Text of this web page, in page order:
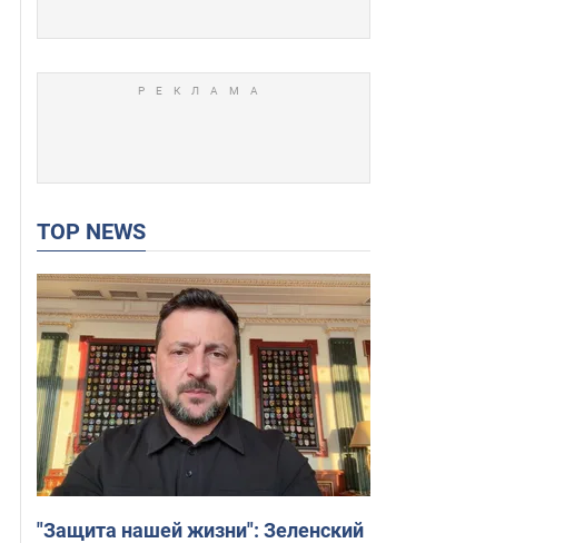
TOP NEWS
"Защита нашей жизни": Зеленский